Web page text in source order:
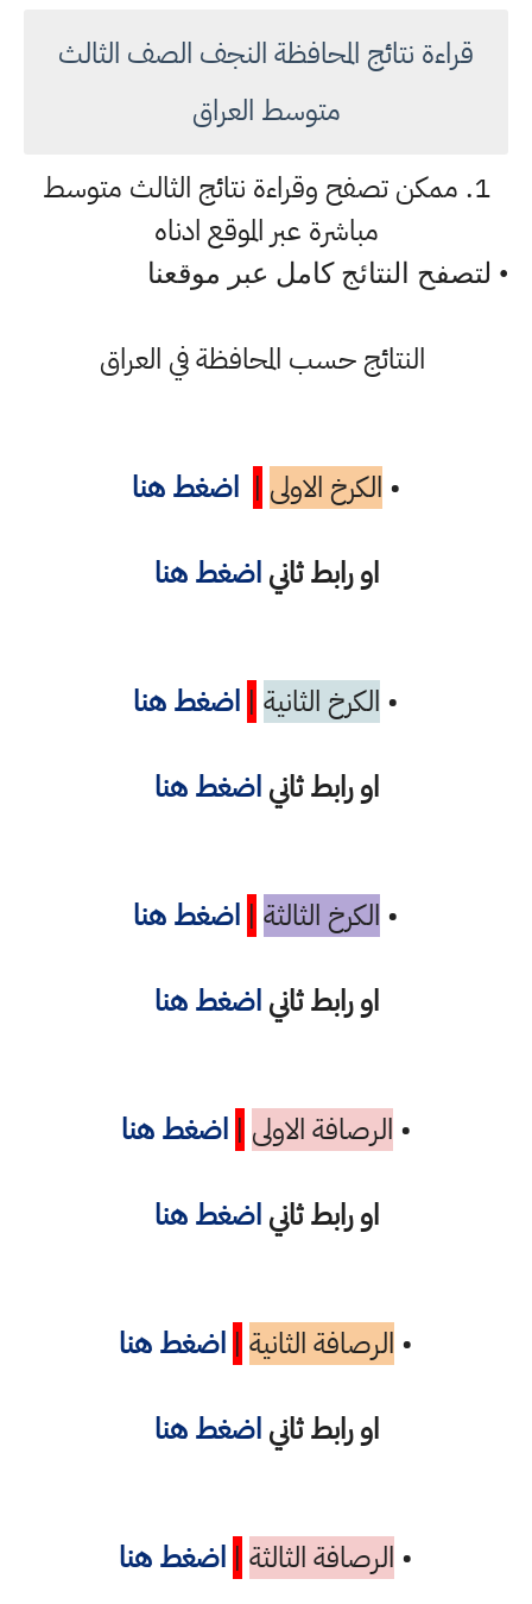
قراءة نتائج المحافظة النجف الصف الثالث
متوسط العراق
1. ممكن تصفح وقراءة نتائج الثالث متوسط
مباشرة عبر الموقع ادناه
• لتصفح النتائج كامل عبر موقعنا
النتائج حسب المحافظة في العراق
• الكرخ الاولى | اضغط هنا
او رابط ثانياضغط هنا
• الكرخ الثانية | اضغط هنا
او رابط ثاني اضغط هنا
• الكرخ الثالثة | اضغط هنا
او رابط ثاني اضغط هنا
• الرصافة الاولى | اضغط هنا
او رابط ثاني اضغط هنا
• الرصافة الثانية | اضغط هنا
او رابط ثانياضغط هنا
• الرصافة الثالثة | اضغط هنا